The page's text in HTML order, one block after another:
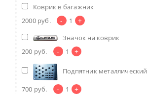
Коврик в багажник
2000 руб. - 1 +
Значок на коврик
200 руб. - 1 +
Подпятник металлический
700 руб. - 1 +